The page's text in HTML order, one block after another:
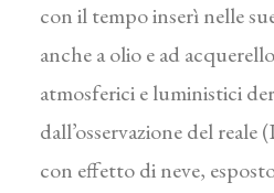
con il tempo inserì nelle
anche a olio e ad
atmosferici e luministici
dall’osservazione del
con effetto di neve,